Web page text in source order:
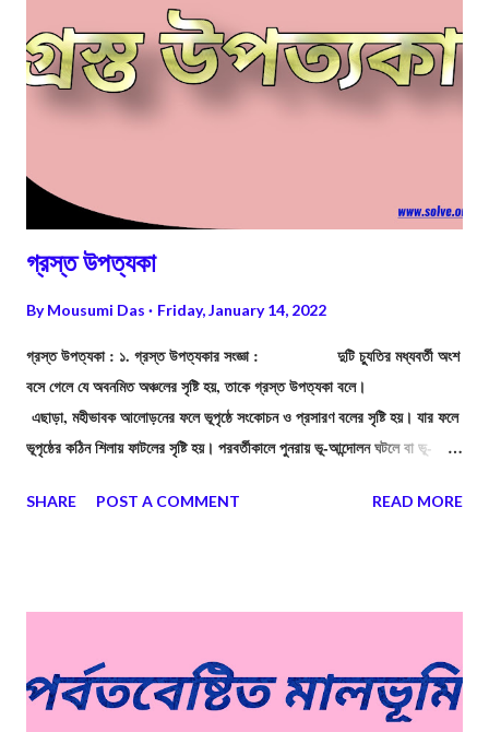
গ্রস্ত উপত্যকা
ByMousumi Das Friday, January 14, 2022
গ্রস্ত উপত্যকা : ১. গ্রস্ত উপত্যকার সংজ্ঞা : দুটি চ্যুতির মধ্যবর্তী অংশ
বসে গেলে যে অবনমিত অঞ্চলের সৃষ্টি হয়, তাকে গ্রস্ত উপত্যকা বলে।
এছাড়া, মহীভাবক আলোড়নের ফলে ভূপৃষ্ঠে সংকোচন ও প্রসারণ বলের সৃষ্টি হয়। যার ফলে
ভূপৃষ্ঠের কঠিন শিলায় ফাটলের সৃষ্টি হয়। পরবর্তীকালে পুনরায় ভূ-আন্দোলন ঘটলে বা ভূ-
বিচ্ছিন্ন হয়ে পড়ে, একে চ্যুতি বলে। সংনমন বল বৃদ্ধি পেলে দুটি চ্যুতির মাঝের অংশ
SHARE POST A COMMENT READ MORE